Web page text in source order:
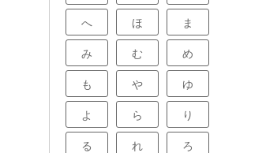
へ ほ ま
み む め
も や ゆ
よ ら り
る れ ろ